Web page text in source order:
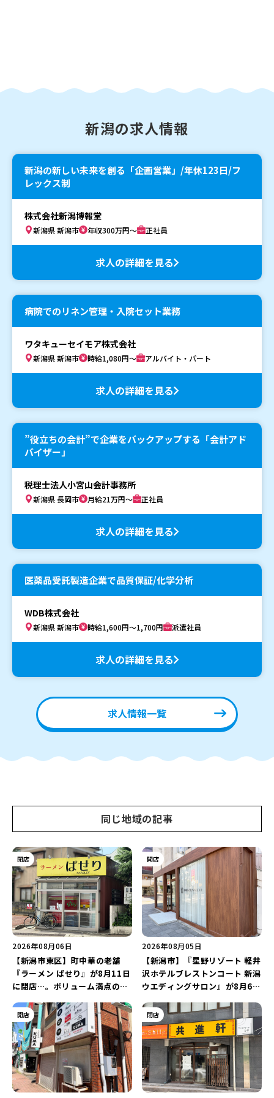
新潟の求人情報
新潟の新しい未来を創る「企画営業」/年休123日/フ
レックス制
株式会社新潟博報堂
新潟県 新潟市 年収300万円～ 正社員
求人の詳細を見る
病院でのリネン管理・入院セット業務
ワタキューセイモア株式会社
新潟県 新潟市 時給1,080円～ アルバイト・パート
求人の詳細を見る
”役立ちの会計”で企業をバックアップする「会計アド
バイザー」
税理士法人小宮山会計事務所
新潟県 長岡市 月給21万円～ 正社員
求人の詳細を見る
医薬品受託製造企業で品質保証/化学分析
WDB株式会社
新潟県 新潟市 時給1,600円～1,700円 派遣社員
求人の詳細を見る
求人情報一覧
同じ地域の記事
閉店
2026年08月06日
【新潟市東区】町中華の老舗
『ラーメン ぱせり』が8月11日
に閉店…。ボリューム満点の名
開店
2026年08月05日
【新潟市】『星野リゾート 軽井
沢ホテルブレストンコート 新潟
ウエディングサロン』が8月6日
グを万代で相談しよう♪
開店 閉店